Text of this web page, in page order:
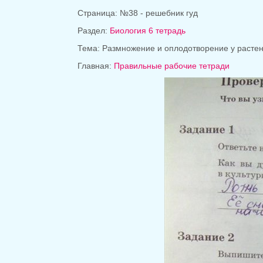
Страница: №38 - решебник гуд
Раздел: Биология 6 тетрадь
Тема: Размножение и оплодотворение у
Главная: Правильные рабочие тетради